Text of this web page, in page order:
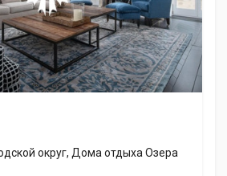
округ, Дома отдыха Озера